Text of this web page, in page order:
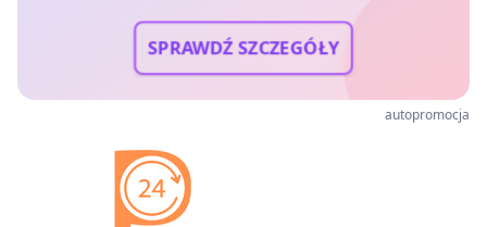
SPRAWDŹ SZCZEGÓŁY
autopromocja